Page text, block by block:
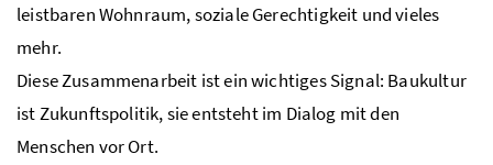
leistbaren Wohnraum, soziale Gerechtigkeit und vieles
mehr.
Diese Zusammenarbeit ist ein wichtiges Signal: Baukultur
ist Zukunftspolitik, sie entsteht im Dialog mit den
Menschen vor Ort.